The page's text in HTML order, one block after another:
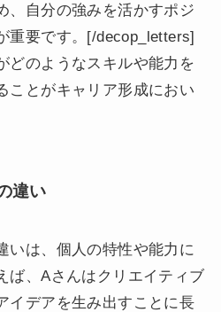
、自分の強みを活かすポジ
重要です。[/decop_letters]
どのようなスキルや能力を
ことがキャリア形成におい
違い
いは、個人の特性や能力に
ば、Aさんはクリエイティブ
イデアを生み出すことに長